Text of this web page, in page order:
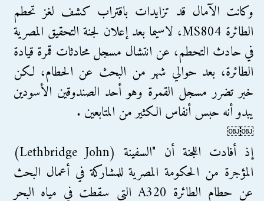
وكانت الآمال قد تزايدات باقتراب كشف لغز تحطم
الطائرة MS804، لاسيما بعد إعلان لجنة التحقيق المصرية
في حادث التحطم، عن انتشال مسجل محادثات قمرة قيادة
الطائرة، بعد حوالي شهر من البحث عن الحطام، لكن
خبر تضرر مسجل القمرة وهو أحد الصندوقين الأسودين
يبدو أنه حبس أنفاس الكثير من المتابعين .
￼￼
إذ أفادت اللجنة أن "السفينة (Lethbridge John)
المؤجرة من الحكومة المصرية للمشاركة في أعمال البحث
عن حطام الطائرة A320 التي سقطت في مياه البحر